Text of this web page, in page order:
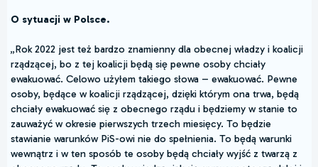
O sytuacji w Polsce.
„Rok 2022 jest też bardzo znamienny dla obecnej władzy i koalicji
rządzącej, bo z tej koalicji będą się pewne osoby chciały
ewakuować. Celowo użyłem takiego słowa – ewakuować. Pewne
osoby, będące w koalicji rządzącej, dzięki którym ona trwa, będą
chciały ewakuować się z obecnego rządu i będziemy w stanie to
zauważyć w okresie pierwszych trzech miesięcy. To będzie
stawianie warunków PiS-owi nie do spełnienia. To będą warunki
wewnątrz i w ten sposób te osoby będą chciały wyjść z twarzą z